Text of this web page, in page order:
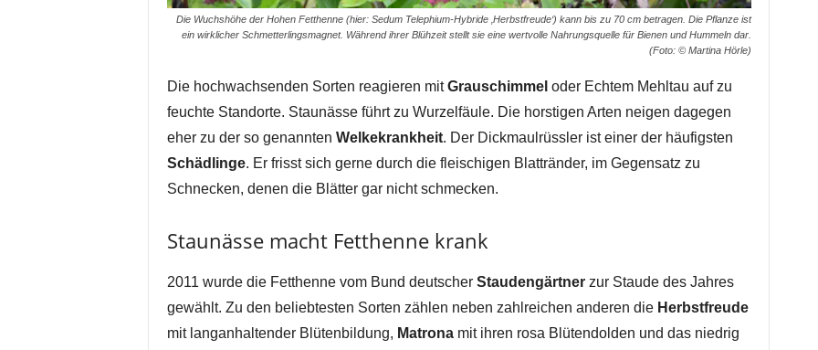
Die Wuchshöhe der Hohen Fetthenne (hier: Sedum Telephium-Hybride ‚Herbstfreude‘) kann bis zu 70 cm betragen. Die Pflanze ist
ein wirklicher Schmetterlingsmagnet. Während ihrer Blühzeit stellt sie eine wertvolle Nahrungsquelle für Bienen und Hummeln dar.
(Foto: © Martina Hörle)
Die hochwachsenden Sorten reagieren mitGrauschimmel oder Echtem Mehltau auf zu
feuchte Standorte. Staunässe führt zu Wurzelfäule. Die horstigen Arten neigen dagegen
eher zu der so genannten Welkekrankheit. Der Dickmaulrüssler ist einer der häufigsten
Schädlinge. Er frisst sich gerne durch die fleischigen Blattränder, im Gegensatz zu
Schnecken, denen die Blätter gar nicht schmecken.
Staunässe macht Fetthenne krank
2011 wurde die Fetthenne vom Bund deutscher Staudengärtnerzur Staude des Jahres
gewählt. Zu den beliebtesten Sorten zählen neben zahlreichen anderen die Herbstfreude
mit langanhaltender Blütenbildung, Matronamit ihren rosa Blütendolden und das niedrig